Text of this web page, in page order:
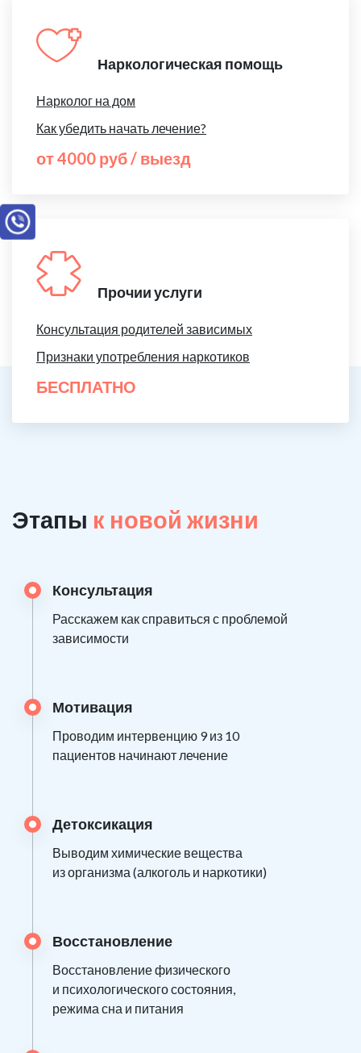
Наркологическая помощь
Нарколог на дом
Как убедить начать лечение?
от 4000 руб / выезд
Прочии услуги
Консультация родителей зависимых
Признаки употребления наркотиков
БЕСПЛАТНО
Этапы к новой жизни
Консультация
Расскажем как справиться с проблемой
зависимости
Мотивация
Проводим интервенцию 9 из 10
пациентов начинают лечение
Детоксикация
Выводим химические вещества
из организма (алкоголь и наркотики)
Восстановление
Восстановление физического
и психологического состояния,
режима сна и питания